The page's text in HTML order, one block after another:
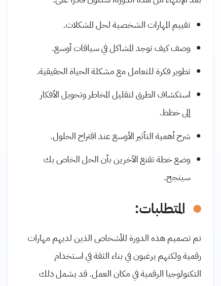
تقييم المهارات الشخصية لحل المشكلات.
وصف كيف توجد المشاكل في سياقات أوسع.
تطوير فكرة للتعامل مع مشكلة الحياة الحقيقية.
استكشاف الطرق لتقليل المخاطر وتحويل الأفكار
إلى خطط.
شرح أهمية التأثير الأوسع عند اقتراح الحلول.
وضع خطة تقنع الآخرين بأن الحل الخاص بك
سينجح.
المتطلبات:
تم تصميم هذه الدورة للأشخاص الذين لديهم مهارات
رقمية ولكنهم يرغبون في بناء الثقة في استخدام
التكنولوجيا الرقمية في مكان العمل. قد يشمل ذلك